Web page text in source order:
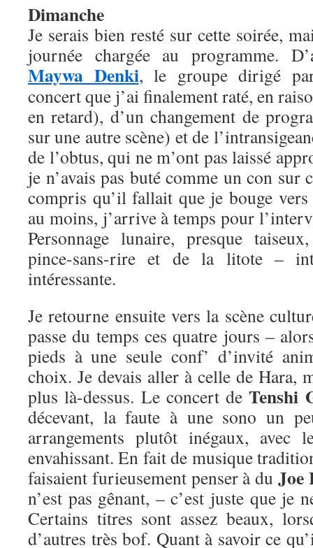
Dimanche
Je serais bien resté sur cette soirée,
journée chargée au programme.
Maywa Denki, le groupe dirigé
concert que j’ai finalement raté, en
en retard), d’un changement de
sur une autre scène) et de
de l’obtus, qui ne m’ont pas laissé
je n’avais pas buté comme un con sur
compris qu’il fallait que je bouge
au moins, j’arrive à temps pour
Personnage lunaire, presque
pince-sans-rire et de la litote –
intéressante.
Je retourne ensuite vers la scène
passe du temps ces quatre jours –
pieds à une seule conf’ d’invité
choix. Je devais aller à celle de Hara,
plus là-dessus. Le concert deTenshi
décevant, la faute à une sono un
arrangements plutôt inégaux, avec
envahissant. En fait de musique
faisaient furieusement penser à du Joe
n’est pas gênant, – c’est juste que je
Certains titres sont assez beaux,
d’autres très bof. Quant à savoir ce